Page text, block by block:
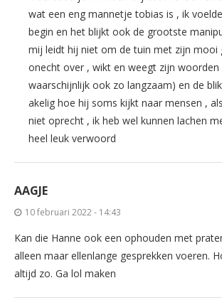
wat een eng mannetje tobias is , ik
begin en het blijkt ook de grootste
mij leidt hij niet om de tuin met zijn mooi
onecht over , wikt en weegt zijn
waarschijnlijk ook zo langzaam) en de
akelig hoe hij soms kijkt naar mensen ,
niet oprecht , ik heb wel kunnen lachen
heel leuk verwoord
AAGJE
10 februari 2022 - 14:43
Kan die Hanne ook een ophouden met
alleen maar ellenlange gesprekken voeren.
altijd zo. Ga lol maken